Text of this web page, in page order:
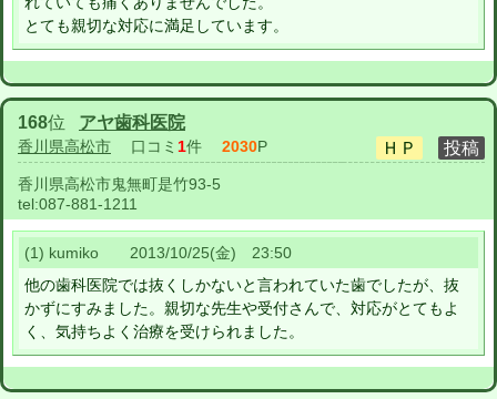
とても親切な対応に満足しています。
168位 アヤ歯科医院
香川県高松市 口コミ 1件 2030P
香川県高松市鬼無町是竹93-5
tel:087-881-1211
(1) kumiko 2013/10/25(金) 23:50
他の歯科医院では抜くしかないと言われていた歯でしたが、抜
かずにすみました。親切な先生や受付さんで、対応がとてもよ
く、気持ちよく治療を受けられました。